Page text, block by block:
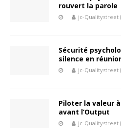
rouvert la parole
jc-Qualitystreet
Sécurité
silence en
jc-Qualitystreet
Piloter la valeur à
avant l’Output
jc-Qualitystreet